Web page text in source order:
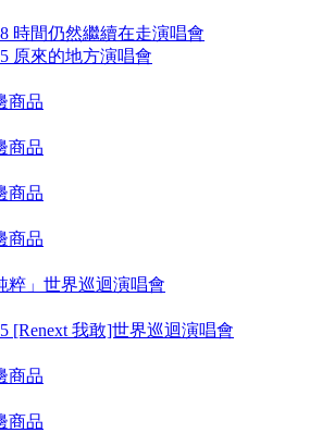
時間仍然繼續在走演唱會
原來的地方演唱會
商品
商品
商品
商品
粹」世界巡迴演唱會
[Renext 我敢]世界巡迴演唱會
商品
商品